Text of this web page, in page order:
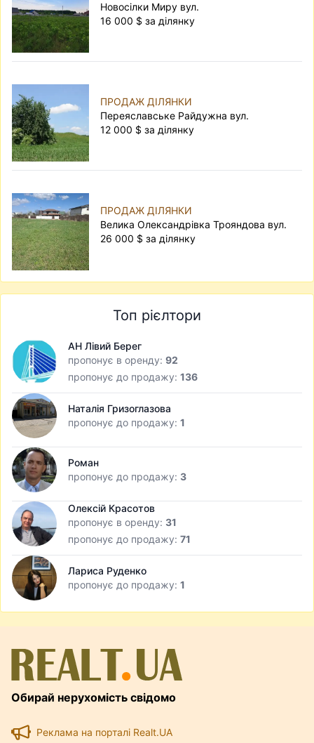
Новосілки Миру вул.
16 000 $ за ділянку
ПРОДАЖ ДІЛЯНКИ
Переяславське Райдужна вул.
12 000 $ за ділянку
ПРОДАЖ ДІЛЯНКИ
Велика Олександрівка Трояндова вул.
26 000 $ за ділянку
Топ рієлтори
АН Лівий Берег
пропонує в оренду: 92
пропонує до продажу: 136
Наталія Гризоглазова
пропонує до продажу: 1
Роман
пропонує до продажу: 3
Олексій Красотов
пропонує в оренду: 31
пропонує до продажу: 71
Лариса Руденко
пропонує до продажу: 1
Обирай нерухомість свідомо
Реклама на порталі Realt.UA